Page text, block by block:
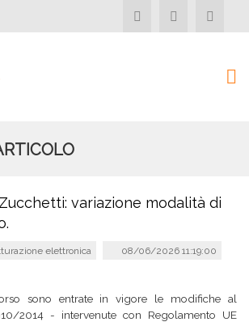
variazione modalità di
elettronica
08/06/2026 11:19:00
sono entrate in vigore le modifiche al
2014 - intervenute con Regolamento UE